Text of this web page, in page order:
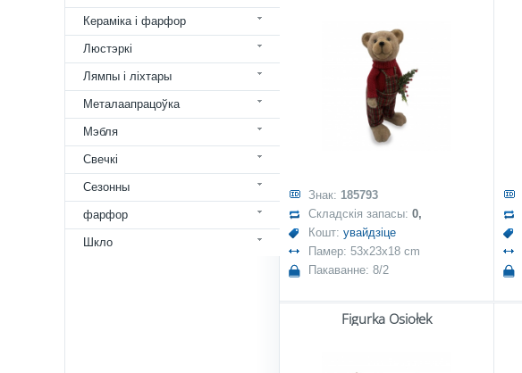
Кераміка і фарфор
Люстэркі
Лямпы і ліхтары
Металаапрацоўка
Мэбля
Свечкі
Сезонны
фарфор
Шкло
Знак: 185793
Складскія запасы: 0,
Кошт: увайдзіце
Памер: 53x23x18 cm
Пакаванне: 8/2
Figurka Osiołek